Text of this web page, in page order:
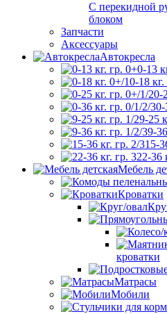
С перекидной
блоком
Запчасти
Аксессуары
Автокресла
0-13
0-18 кг.
0-
0-
9-25
9-
15-
22-36
Мебель
Кроватки
кроватки
Матрасы
Мобили